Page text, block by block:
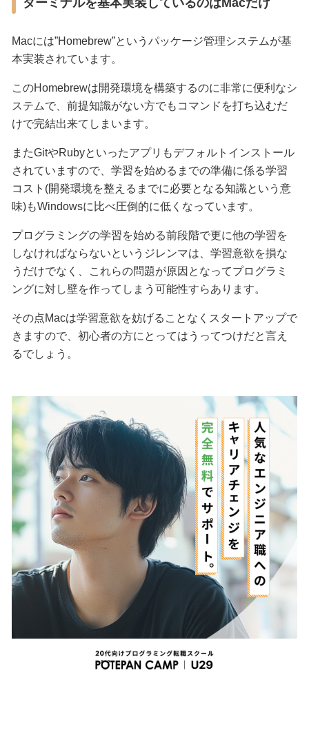
ターミナルを基本実装しているのはMacだけ
Macには”Homebrew”というパッケージ管理システムが基
本実装されています。
このHomebrewは開発環境を構築するのに非常に便利なシ
ステムで、前提知識がない方でもコマンドを打ち込むだ
けで完結出来てしまいます。
またGitやRubyといったアプリもデフォルトインストール
されていますので、学習を始めるまでの準備に係る学習
コスト(開発環境を整えるまでに必要となる知識という意
味)もWindowsに比べ圧倒的に低くなっています。
プログラミングの学習を始める前段階で更に他の学習を
しなければならないというジレンマは、学習意欲を損な
うだけでなく、これらの問題が原因となってプログラミ
ングに対し壁を作ってしまう可能性すらあります。
その点Macは学習意欲を妨げることなくスタートアップで
きますので、初心者の方にとってはうってつけだと言え
るでしょう。